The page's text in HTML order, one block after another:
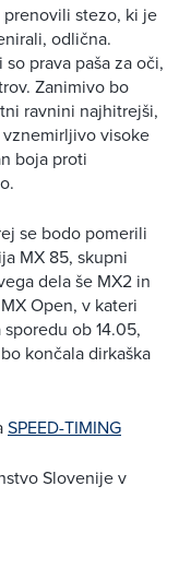
stezo, ki je
odlična.
prava paša za oči,
Zanimivo bo
ravnini najhitrejši,
visoke
boja proti
se bodo pomerili
MX 85, skupni
dela še MX2 in
Open, v kateri
ob 14.05,
končala dirkaška
SPEED-TIMING
Slovenije v